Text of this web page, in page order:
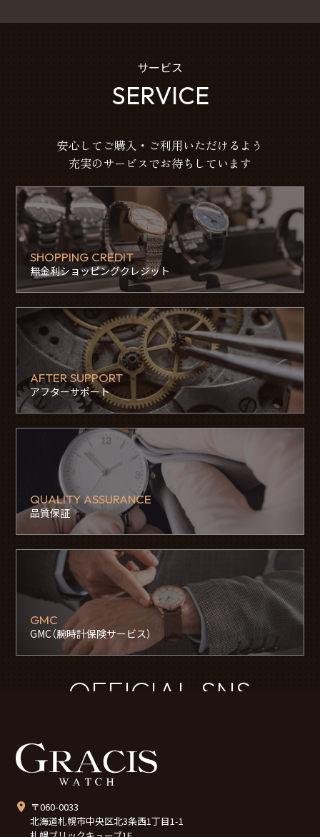
サービス
SERVICE
安心してご購入・ご利用いただけるよう
充実のサービスでお待ちしています
SHOPPING CREDIT
無金利ショッピングクレジット
AFTER SUPPORT
アフターサポート
QUALITY ASSURANCE
品質保証
GMC
GMC（腕時計保険サービス）
OFFICIAL SNS
〒060-0033
北海道札幌市中央区北3条西1丁目1-1